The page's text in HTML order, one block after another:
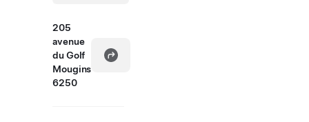
205
avenue
du Golf
Mougins
6250